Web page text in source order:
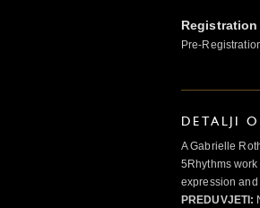
Pre-
DETALJI
A Gabrielle
5Rhythms
expression
PREDUVJETI: